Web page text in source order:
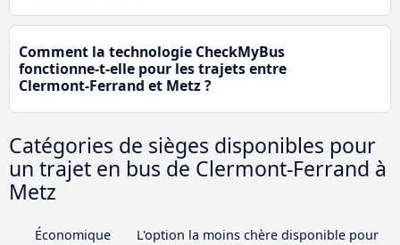
Comment la technologie CheckMyBus
fonctionne-t-elle pour les trajets entre
Clermont-Ferrand et Metz ?
Catégories de sièges disponibles pour
un trajet en bus de Clermont-Ferrand à
Metz
Économique
L'option la moins chère disponible pour